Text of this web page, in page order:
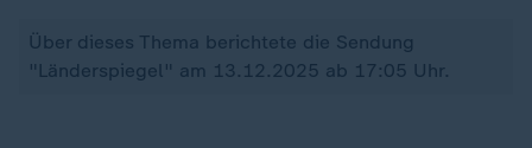
Über dieses Thema berichtete die Sendung
"Länderspiegel" am 13.12.2025 ab 17:05 Uhr.